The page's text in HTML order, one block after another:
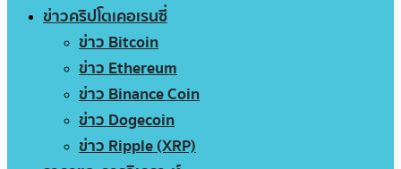
ข่าวคริปโตเคอเรนซี่
ข่าว Bitcoin
ข่าว Ethereum
ข่าว Binance Coin
ข่าว Dogecoin
ข่าว Ripple (XRP)